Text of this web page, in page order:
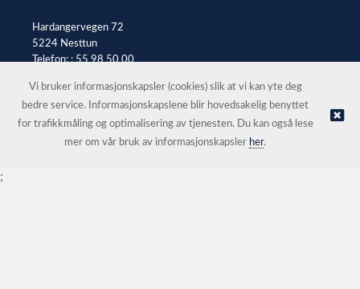
Hardangervegen 72
5224 Nesttun
Telefon: :55 98 50 00
© Kontorvarehuset Bergen AS |Nettbutikk levert av Kréatif
Vi bruker informasjonskapsler (cookies) slik at vi kan yte deg
bedre service. Informasjonskapslene blir hovedsakelig benyttet
for trafikkmåling og optimalisering av tjenesten. Du kan også lese
mer om vår bruk av informasjonskapsler her.
;